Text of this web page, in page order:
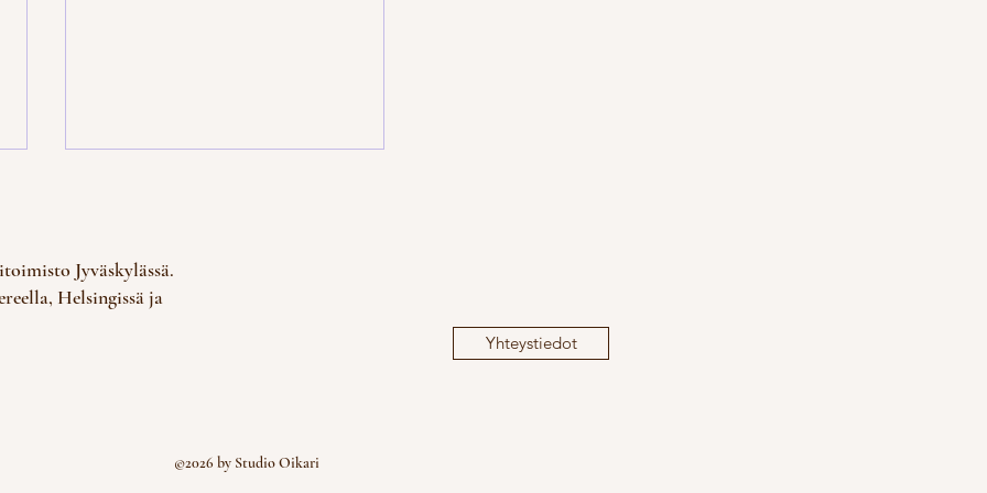
Jyväskylässä.
Helsingissä ja
©2026 by Studio Oikari
Yhteystiedot